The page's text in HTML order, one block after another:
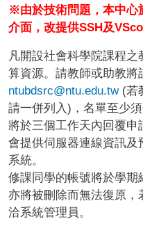
※由於技術問題，本中心
介面，改提供SSH及
凡開設社會科學院課程
算資源。請教師或助教將
ntubdsrc@ntu.edu.tw(若
請一併列入)，名單至少
將於三個工作天內回覆
會提供伺服器連線資訊及
系統。
修課同學的帳號將於學
亦將被刪除而無法復原
洽系統管理員。